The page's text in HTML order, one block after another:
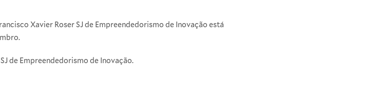
Xavier Roser SJ de Empreendedorismo de Inovação está
de Empreendedorismo de Inovação.